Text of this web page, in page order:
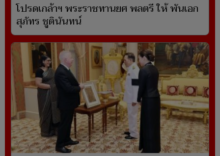
โปรดเกล้าฯ พระราชทานยศ พลตรี ให้ พันเอก
สุภัทร ชูตินันทน์